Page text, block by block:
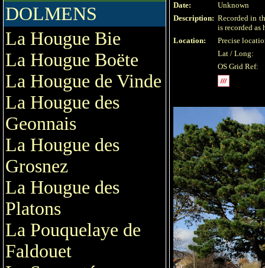
DOLMENS
La Hougue Bie
La Hougue Boëte
La Hougue de Vinde
La Hougue des
Geonnais
La Hougue des
Grosnez
La Hougue des
Platons
La Pouquelaye de
Faldouet
Date:
Unknown
Description: Recorded in
is recorded as
Location:
Precise
Lat / Long:
OS Grid Ref: